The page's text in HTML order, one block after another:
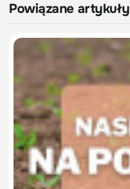
Powiązane artykuły